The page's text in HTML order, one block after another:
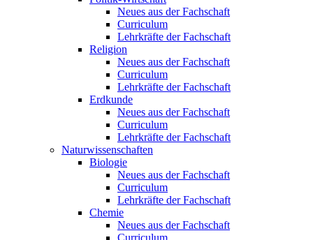
Neues aus der Fachschaft
Curriculum
Lehrkräfte der Fachschaft
Religion
Neues aus der Fachschaft
Curriculum
Lehrkräfte der Fachschaft
Erdkunde
Neues aus der Fachschaft
Curriculum
Lehrkräfte der Fachschaft
Naturwissenschaften
Biologie
Neues aus der Fachschaft
Curriculum
Lehrkräfte der Fachschaft
Chemie
Neues aus der Fachschaft